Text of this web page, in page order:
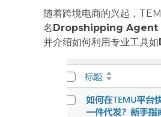
随着跨境电商的兴起，
名Dropshipping Agent
并介绍如何利用专业工具如